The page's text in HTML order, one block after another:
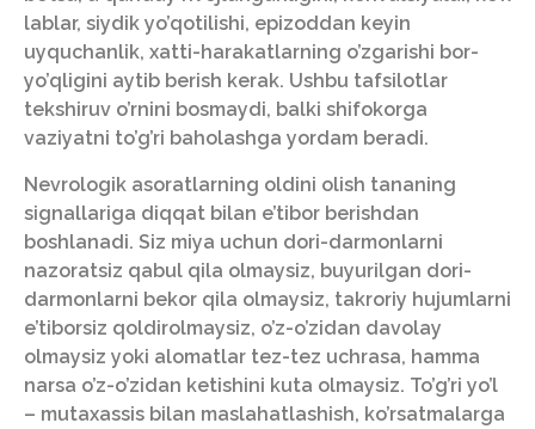
lablar, siydik yo’qotilishi, epizoddan keyin
uyquchanlik, xatti-harakatlarning o’zgarishi bor-
yo’qligini aytib berish kerak. Ushbu tafsilotlar
tekshiruv o’rnini bosmaydi, balki shifokorga
vaziyatni to’g’ri baholashga yordam beradi.
Nevrologik asoratlarning oldini olish tananing
signallariga diqqat bilan e’tibor berishdan
boshlanadi. Siz miya uchun dori-darmonlarni
nazoratsiz qabul qila olmaysiz, buyurilgan dori-
darmonlarni bekor qila olmaysiz, takroriy hujumlarni
e’tiborsiz qoldirolmaysiz, o’z-o’zidan davolay
olmaysiz yoki alomatlar tez-tez uchrasa, hamma
narsa o’z-o’zidan ketishini kuta olmaysiz. To’g’ri yo’l
– mutaxassis bilan maslahatlashish, ko’rsatmalarga